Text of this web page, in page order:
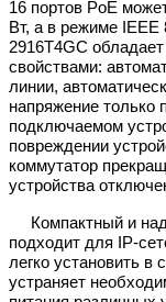
16 портов PoE
Вт, а в режиме IEEE
2916T4GC
свойствами:
линии,
напряжение только
подключаемом
повреждении
коммутатор
устройства
Компактный и
подходит для IP-
легко установить в
устраняет